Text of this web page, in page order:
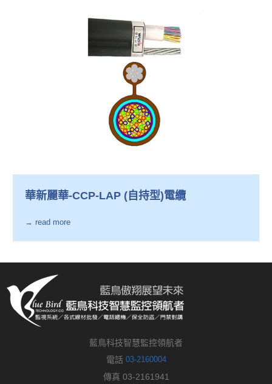
華新麗華-CCP-LAP (自持型)電纜
→ read more
藍鳥科技智慧監控領航者
電話 03-2160004
傳真 03-2161941